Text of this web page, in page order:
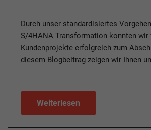
Durch unser standardisiertes
S/4HANA Transformation konnten wir
Kundenprojekte erfolgreich zum
diesem Blogbeitrag zeigen wir Ihnen
Weiterlesen